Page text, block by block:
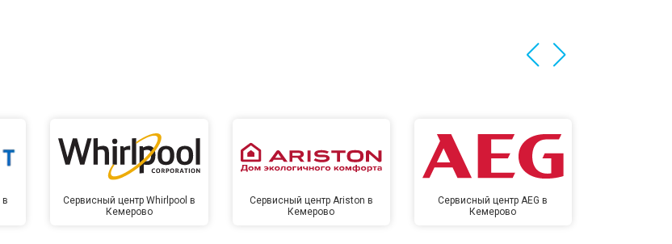
в
Сервисный центр Whirlpool в
Кемерово
Сервисный центр Ariston в
Кемерово
Сервисный центр AEG в
Кемерово